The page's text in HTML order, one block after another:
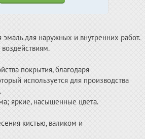
эмаль для наружных и внутренних работ.
покрытия, благодаря
используется для производства
яркие, насыщенные цвета.
кистью, валиком и